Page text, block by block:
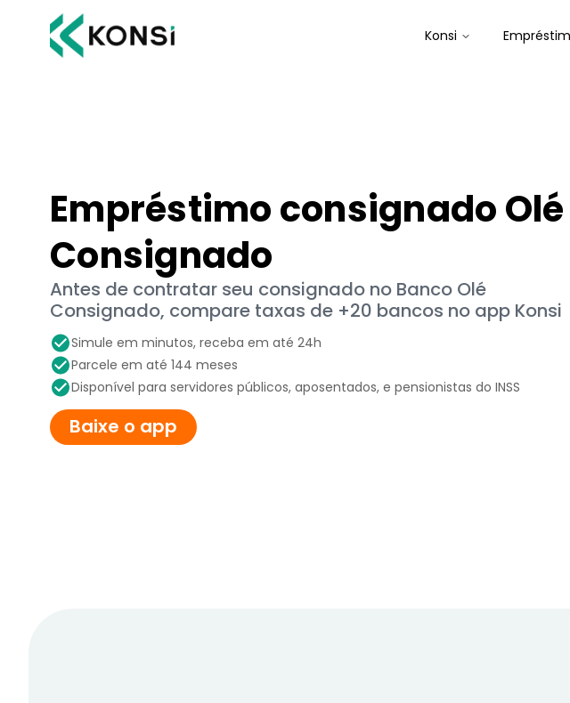
Konsi
Empréstimo consignado Olé
Consignado
Antes de contratar seu consignado no Banco Olé
Consignado, compare taxas de +20 bancos no app Konsi
Simule em minutos, receba em até 24h
Parcele em até 144 meses
Disponível para servidores públicos, aposentados, e pensionistas do INSS
Baixe o app